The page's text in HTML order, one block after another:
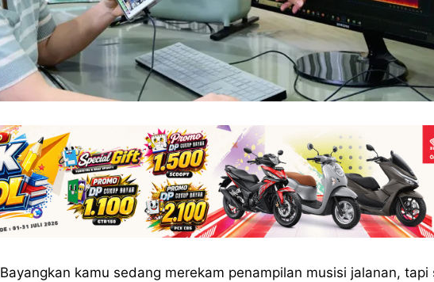
Bayangkan kamu sedang merekam penampilan musisi jalanan, tapi